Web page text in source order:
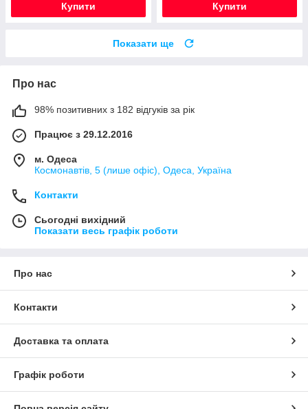
Купити Купити
Показати ще
Про нас
98% позитивних з 182 відгуків за рік
Працює з 29.12.2016
м. Одеса
Космонавтів, 5 (лише офіс), Одеса, Україна
Контакти
Сьогодні вихідний
Показати весь графік роботи
Про нас
Контакти
Доставка та оплата
Графік роботи